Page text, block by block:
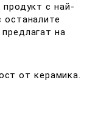
с най-
останалите
на
от керамика.